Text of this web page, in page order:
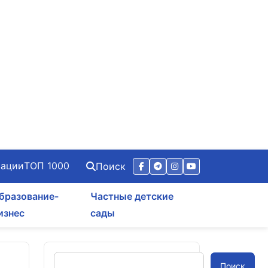
ТОП 1000 Поиск
Частные детские
сады
Поиск